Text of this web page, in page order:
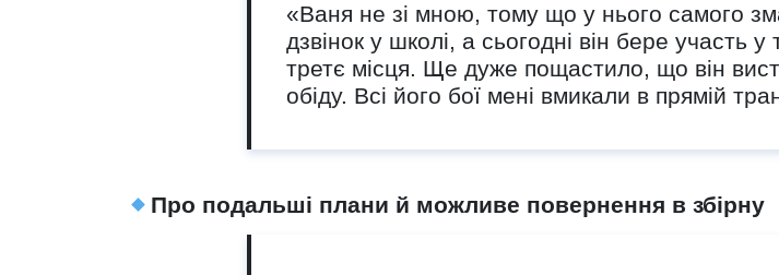
«Ваня не зі мною, тому що у нього самого
дзвінок у школі, а сьогодні він бере участь
третє місця. Ще дуже пощастило, що він
обіду. Всі його бої мені вмикали в прямій
Про подальші плани й можливе повернення в збірну